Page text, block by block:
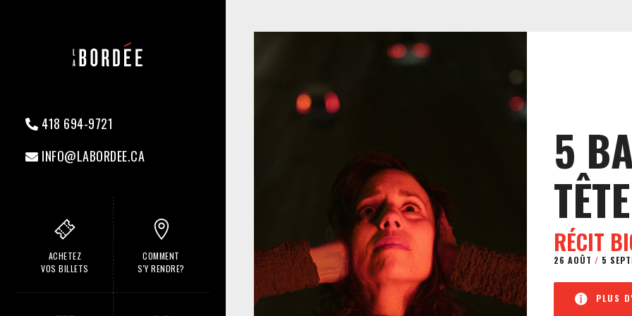
418 694-9721
INFO@LABORDEE.CA
ACHETEZ
VOS BILLETS
COMMENT
S'Y RENDRE?
5
TÊTE
RÉCIT
26 AOÛT / 5
PLUS